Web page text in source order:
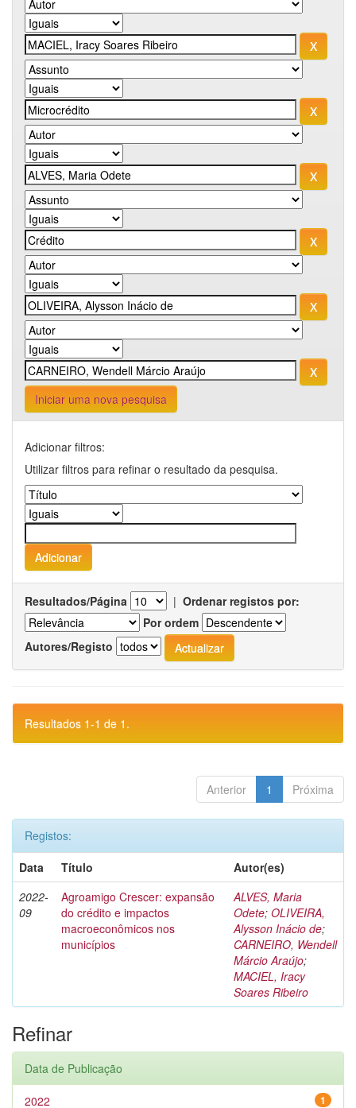
Iniciar uma nova pesquisa
Adicionar filtros:
Utilizar filtros para refinar o resultado da pesquisa.
Resultados/Página | Ordenar registos por:
Por ordem
Autores/Registo
Resultados 1-1 de 1.
Anterior 1 Próxima
Registos:
Data
Título
Autor(es)
2022-
09
Agroamigo Crescer: expansão
do crédito e impactos
macroeconômicos nos
municípios
ALVES, Maria
Odete; OLIVEIRA,
Alysson Inácio de;
CARNEIRO, Wendell
Márcio Araújo;
MACIEL, Iracy
Soares Ribeiro
Refinar
Data de Publicação
1
2022